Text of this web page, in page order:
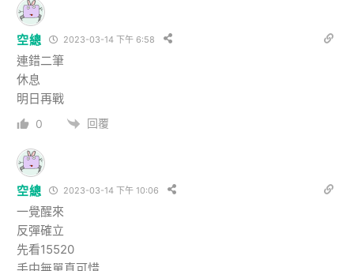
空總 2023-03-14 下午 6:58
連錯二筆
休息
明日再戰
0 回覆
空總 2023-03-14 下午 10:06
一覺醒來
反彈確立
先看15520